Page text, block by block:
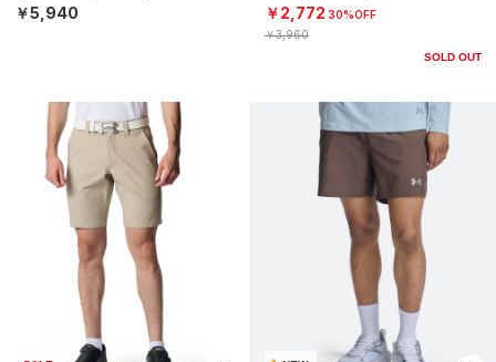
￥5,940 ￥2,772 30%OFF
￥3,960
SOLD OUT